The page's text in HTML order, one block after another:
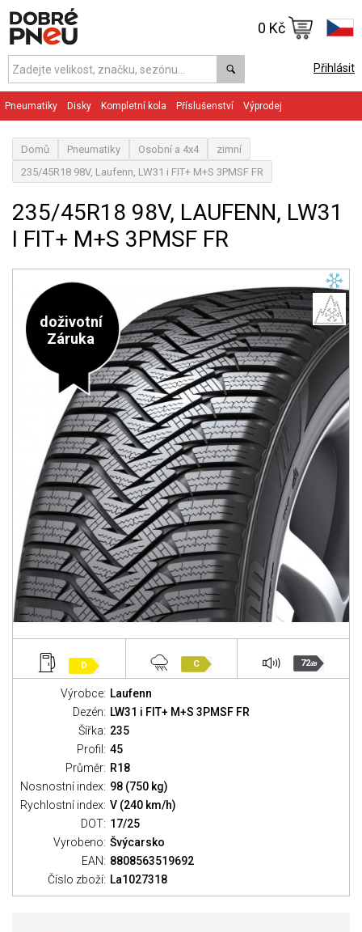
Přihlásit
0 Kč
Pneumatiky Disky Kompletní kola Příslušenství Výprodej
Domů Pneumatiky Osobní a 4x4
zimní
235/45R18 98V, Laufenn, LW31 i FIT+ M+S 3PMSF FR
235/45R18 98V, LAUFENN, LW31
I FIT+ M+S 3PMSF FR
doživotní
Záruka
D C 72dB
Výrobce: Laufenn
Dezén: LW31 i FIT+ M+S 3PMSF FR
Šířka: 235
Profil: 45
Průměr: R18
Nosnostní index: 98 (750 kg)
Rychlostní index: V (240 km/h)
DOT: 17/25
Vyrobeno: Švýcarsko
EAN: 8808563519692
Číslo zboží: La1027318